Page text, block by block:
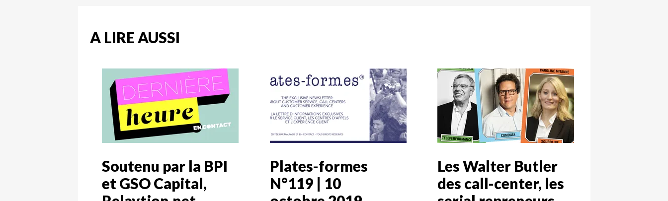
A LIRE AUSSI
Soutenu par la BPI
et GSO Capital,
Plates-formes
N°119 | 10
Les Walter Butler
des call-center, les